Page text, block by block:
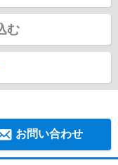
む
お問い合わせ